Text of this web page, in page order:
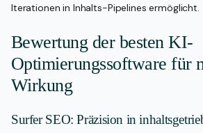
Iterationen in Inhalts-Pipelines ermöglicht.
Bewertung der besten KI-
Optimierungssoftware für
Wirkung
Surfer SEO: Präzision in